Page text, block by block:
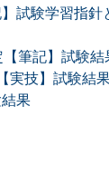
試験学習指針
筆記】試験結
実技】試験結
果